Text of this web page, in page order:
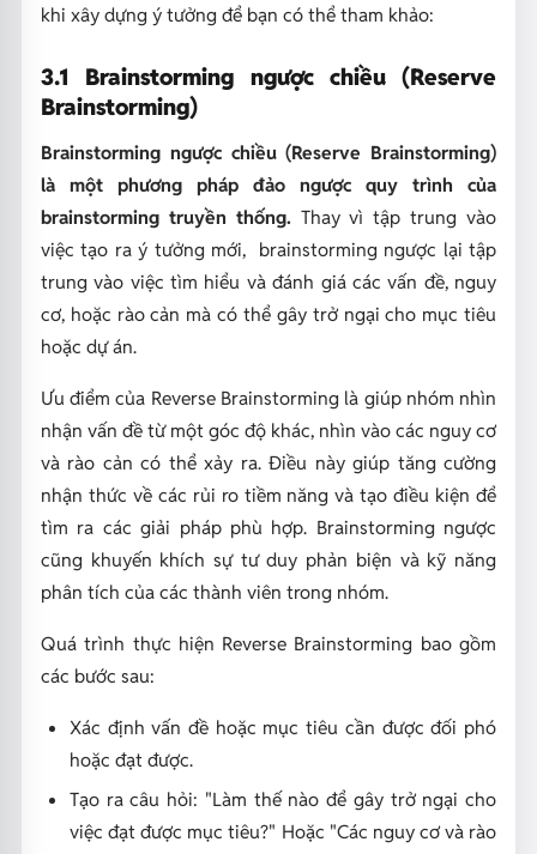
khi xây dựng ý tưởng để bạn có thể tham khảo:
3.1 Brainstorming ngược chiều (Reserve
Brainstorming)
Brainstorming ngược chiều (Reserve Brainstorming)
là một phương pháp đảo ngược quy trình của
brainstorming truyền thống. Thay vì tập trung vào
việc tạo ra ý tưởng mới, brainstorming ngược lại tập
trung vào việc tìm hiểu và đánh giá các vấn đề, nguy
cơ, hoặc rào cản mà có thể gây trở ngại cho mục tiêu
hoặc dự án.
Ưu điểm của Reverse Brainstorming là giúp nhóm nhìn
nhận vấn đề từ một góc độ khác, nhìn vào các nguy cơ
và rào cản có thể xảy ra. Điều này giúp tăng cường
nhận thức về các rủi ro tiềm năng và tạo điều kiện để
tìm ra các giải pháp phù hợp. Brainstorming ngược
cũng khuyến khích sự tư duy phản biện và kỹ năng
phân tích của các thành viên trong nhóm.
Quá trình thực hiện Reverse Brainstorming bao gồm
các bước sau:
Xác định vấn đề hoặc mục tiêu cần được đối phó
hoặc đạt được.
Tạo ra câu hỏi: "Làm thế nào để gây trở ngại cho
việc đạt được mục tiêu?" Hoặc "Các nguy cơ và rào